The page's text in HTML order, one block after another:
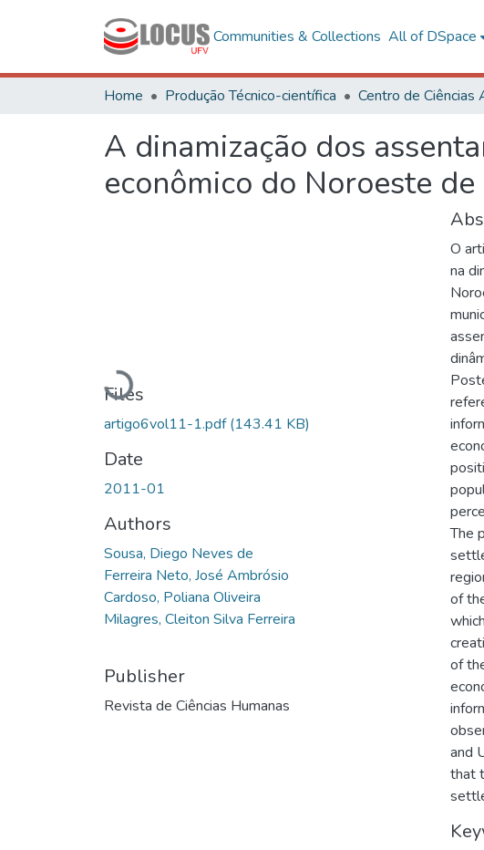
Communities & Collections All of DSpace
Home Produção Técnico-científica Centro de Ciências
A dinamização dos
econômico do Noroeste
Loading...
Files
artigo6vol11-1.pdf(143.41 KB)
Date
2011-01
Authors
Sousa, Diego Neves de
Ferreira Neto, José Ambrósio
Cardoso, Poliana Oliveira
Milagres, Cleiton Silva Ferreira
Publisher
Revista de Ciências Humanas
O
na
The
of
of
and
that